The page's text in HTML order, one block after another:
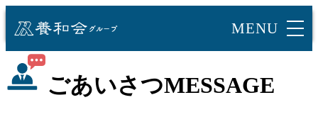
ごあいさつMESSAGE